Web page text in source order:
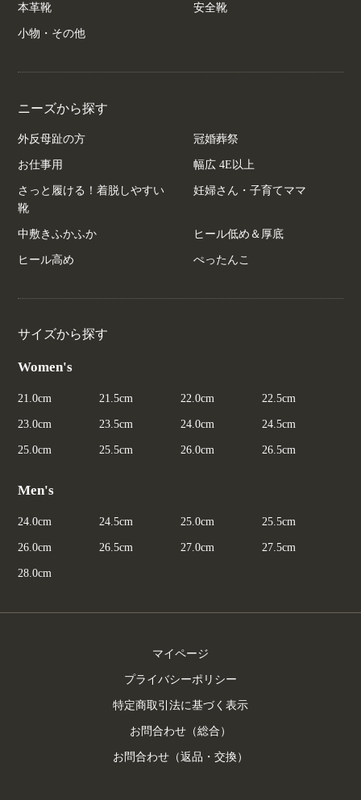
本革靴 安全靴
小物・その他
ニーズから探す
外反母趾の方 冠婚葬祭
お仕事用 幅広 4E以上
さっと履ける！着脱しやすい
靴
妊婦さん・子育てママ
中敷きふかふか ヒール低め＆厚底
ヒール高め ぺったんこ
サイズから探す
Women's
21.0cm 21.5cm 22.0cm 22.5cm
23.0cm 23.5cm 24.0cm 24.5cm
25.0cm 25.5cm 26.0cm 26.5cm
Men's
24.0cm 24.5cm 25.0cm 25.5cm
26.0cm 26.5cm 27.0cm 27.5cm
28.0cm
マイページ
プライバシーポリシー
特定商取引法に基づく表示
お問合わせ（総合）
お問合わせ（返品・交換）